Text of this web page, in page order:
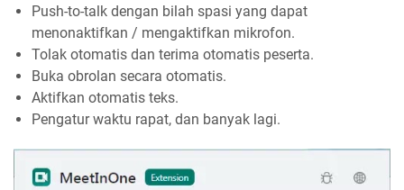
Push-to-talk dengan bilah spasi yang dapat
menonaktifkan / mengaktifkan mikrofon.
Tolak otomatis dan terima otomatis peserta.
Buka obrolan secara otomatis.
Aktifkan otomatis teks.
Pengatur waktu rapat, dan banyak lagi.